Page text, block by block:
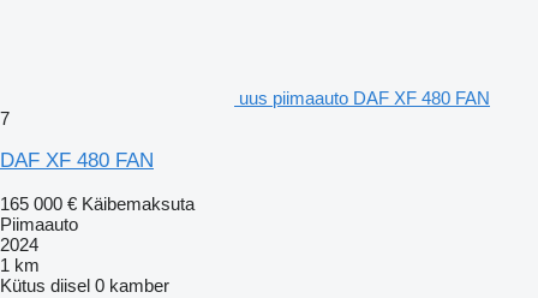
uus piimaauto DAF XF 480 FAN
7
DAF XF 480 FAN
165 000 € Käibemaksuta
Piimaauto
2024
1 km
Kütus diisel 0 kamber